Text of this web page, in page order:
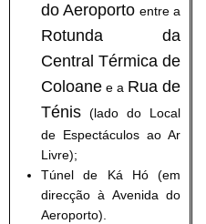
do Aeroporto entre a
Rotunda da
Central Térmica de
Coloane e a Rua de
Ténis (lado do Local
de Espectáculos ao Ar
Livre);
Túnel de Ká Hó (em
direcção à Avenida do
Aeroporto).